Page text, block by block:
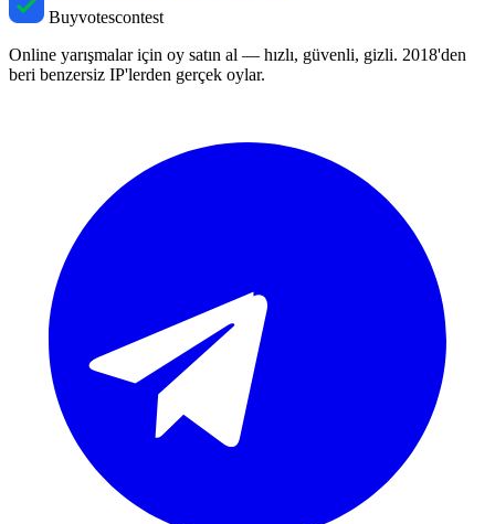
Buyvotescontest
Online yarışmalar için oy satın al — hızlı, güvenli, gizli. 2018'den
beri benzersiz IP'lerden gerçek oylar.